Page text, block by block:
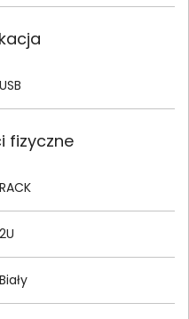
USB
fizyczne
RACK
2U
Biały